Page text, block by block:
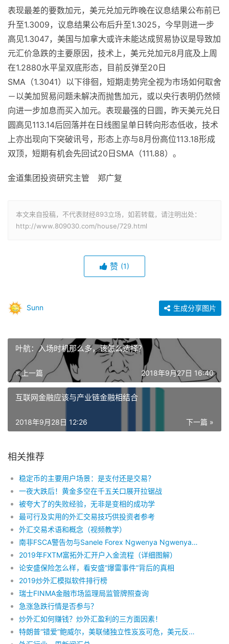
表现最差的要数加元，美元兑加元昨晚在议息结果公布前已
升至1.3009，议息结果公布后升至1.3025，今早则进一步
高见1.3047，美国与加拿大或许未能达成贸易协议是导致加
元汇价急跌的主要原因，技术上，美元兑加元8月底及上周
在1.2880水平呈双底形态，目前反弹至20日
SMA（1.3041）以下徘徊，短期走势完全视为市场如何取舍
－以美加贸易问题未解决而抛售加元，或以央行表明仍然倾
向进一步加息而买入加元。表现最强的日圆，昨天美元兑日
圆高见113.14后回落并在日线图呈单日转向形态低收，技术
上亦出现向下突破讯号，形态上亦与8月份高位113.18形成
双顶，短期有机会先回试20日SMA（111.88）。
金道集团投资研究主管 郑广复
本文来自投稿，不代表财经893立场，如若转载，请注明出处：
http://www.809030.com/house/729.html
赞 (1)
Sunn 生成分享图片
叶航：入场时机那么多，该怎么选择？
« 上一篇 2018年9月27日 16:40
互联网金融应该与产业链金融相结合
下一篇 »
2018年9月28日 12:26
相关推荐
稳定币的主要用户场景：是支付还是交易？
一夜大跌后！黄金多空在千五关口展开拉锯战
被夸大了的失败经验，无非是变相的成功学
最可行及实用的外汇交易技巧供投资者参考
外汇交易术语和概念（视频教学）
南非FSCA警告勿与Sanele Forex Ngwenya Ngwenya进行金融业务往来
2019年FXTM富拓外汇开户入金流程（详细图解）
论安盛保险怎么样，看安盛“爆雷事件”背后的真相
2019炒外汇模拟软件排行榜
瑞士FINMA金融市场监理局监管牌照查询
急涨急跌行情是否参与？
炒外汇如何赚钱？炒外汇盈利的三方面因素！
特朗普“错爱”鲍威尔，美联储独立性岌岌可危，美元反弹空间恐受限